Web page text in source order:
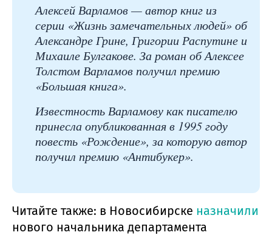
Алексей Варламов — автор книг из
серии «Жизнь замечательных людей» об
Александре Грине, Григории Распутине и
Михаиле Булгакове. За роман об Алексее
Толстом Варламов получил премию
«Большая книга».
Известность Варламову как писателю
принесла опубликованная в 1995 году
повесть «Рождение», за которую автор
получил премию «Антибукер».
Читайте также: в Новосибирске назначили
нового начальника департамента